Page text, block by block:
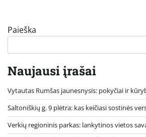
Paieška
Naujausi įrašai
Vytautas Rumšas jaunesnysis: pokyčiai ir
Saltoniškių g. 9 plėtra: kas keičiasi sostinės
Verkių regioninis parkas: lankytinos vietos